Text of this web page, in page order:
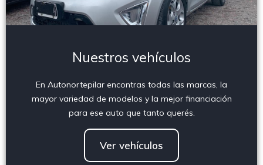
Nuestros vehículos
En Autonortepilar encontras todas las marcas, la
mayor variedad de modelos y la mejor financiación
para ese auto que tanto querés.
Ver vehículos